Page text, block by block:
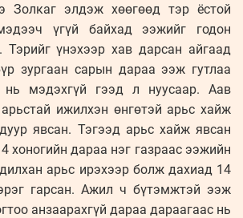
Золкаг элдэж хөөгөөд тэр ёстой
үгүй байхад ээжийг годон
Тэрийг үнэхээр хав дарсан айгаад
зургаан сарын дараа ээж гутлаа
нь мэдэхгүй гээд л нуусаар. Аав
ижилхэн өнгөтэй арьс хайж
явсан. Тэгээд арьс хайж явсан
хоногийн дараа нэг газраас ээжийн
арьс ирэхээр болж дахиад 14
гарсан. Ажил ч бүтэмжтэй ээж
анзаарахгүй дараа дараагаас нь